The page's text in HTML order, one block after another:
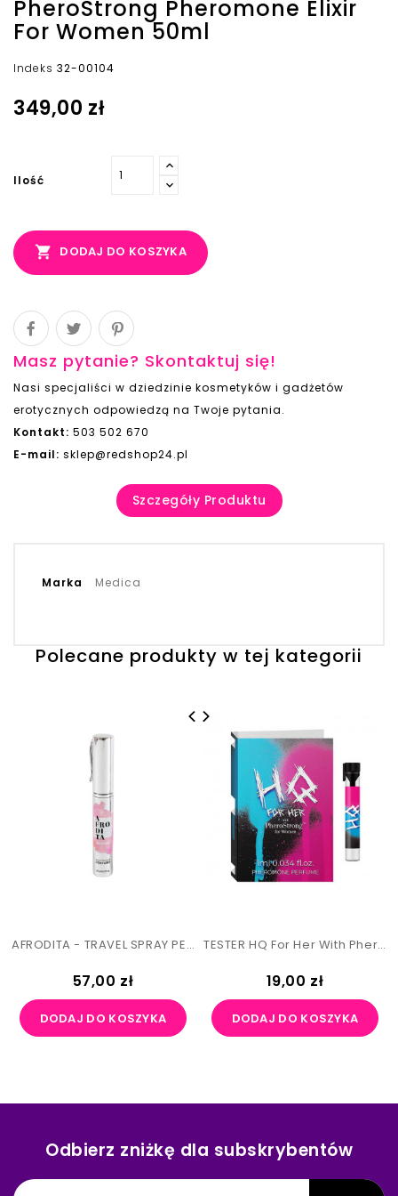
PheroStrong Pheromone Elixir
For Women 50ml
Indeks 32-00104
349,00 zł
Ilość
 DODAJ DO KOSZYKA
Masz pytanie? Skontaktuj się!
Nasi specjaliści w dziedzinie kosmetyków i gadżetów
erotycznych odpowiedzą na Twoje pytania.
Kontakt: 503 502 670
E-mail: sklep@redshop24.pl
Szczegóły Produktu
Marka Medica
Polecane produkty w tej kategorii
AFRODITA - TRAVEL SPRAY PERFUME 9,5 Ml
Cena
57,00 zł
DODAJ DO KOSZYKA
TESTER HQ For Her With PheroStrong For Women 1ml
Cena
19,00 zł
DODAJ DO KOSZYKA
Odbierz zniżkę dla subskrybentów